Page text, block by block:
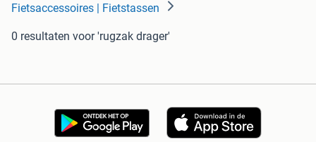
Fietsaccessoires | Fietstassen
0 resultaten voor 'rugzak drager'